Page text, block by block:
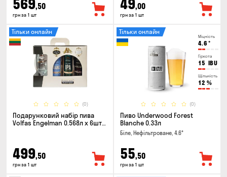
569,50
грн за 1 шт
49,00
грн за 1 шт
(0)
Тільки онлайн
Подарунковий набір пива
Volfas Engelman 0.568л x 6шт +
499,50
грн за 1 шт
Міцність
4.6 °
Гіркота
15 IBU
Щільність
12 %
(0)
Тільки онлайн
Пиво Underwood Forest
Blanche 0.33л
Біле, Нефільтроване, 4.6°
55,50
грн за 1 шт